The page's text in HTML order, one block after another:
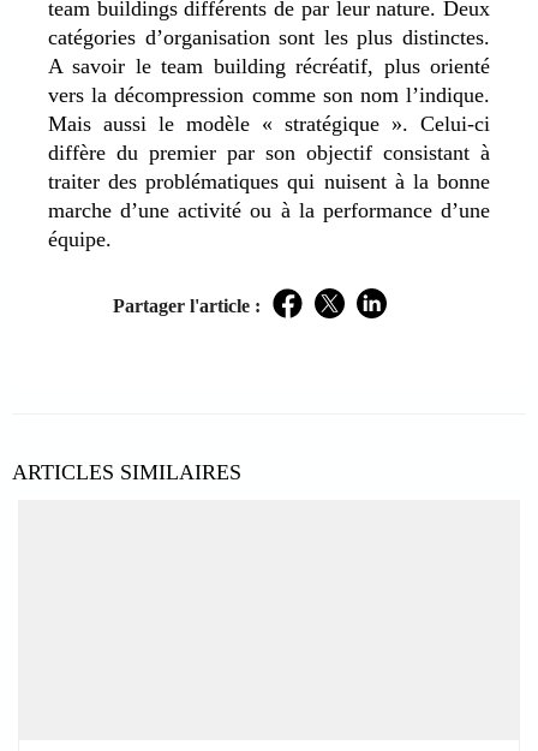
team buildings différents de par leur nature. Deux
catégories d’organisation sont les plus distinctes.
A savoir le team building récréatif, plus orienté
vers la décompression comme son nom l’indique.
Mais aussi le modèle « stratégique ». Celui-ci
diffère du premier par son objectif consistant à
traiter des problématiques qui nuisent à la bonne
marche d’une activité ou à la performance d’une
équipe.
Partager l'article : Facebook
TwitterLinkedIn
ARTICLES SIMILAIRES